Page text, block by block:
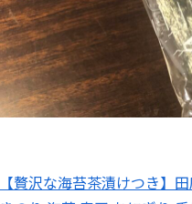
【贅沢な海苔茶漬けつき】